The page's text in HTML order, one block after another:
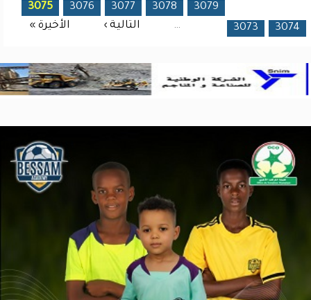
3073 3074
3075 3076 3077 3078
3079
…
التالية › الأخيرة »